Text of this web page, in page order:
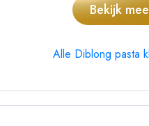
Bekijk
Alle Diblong pasta